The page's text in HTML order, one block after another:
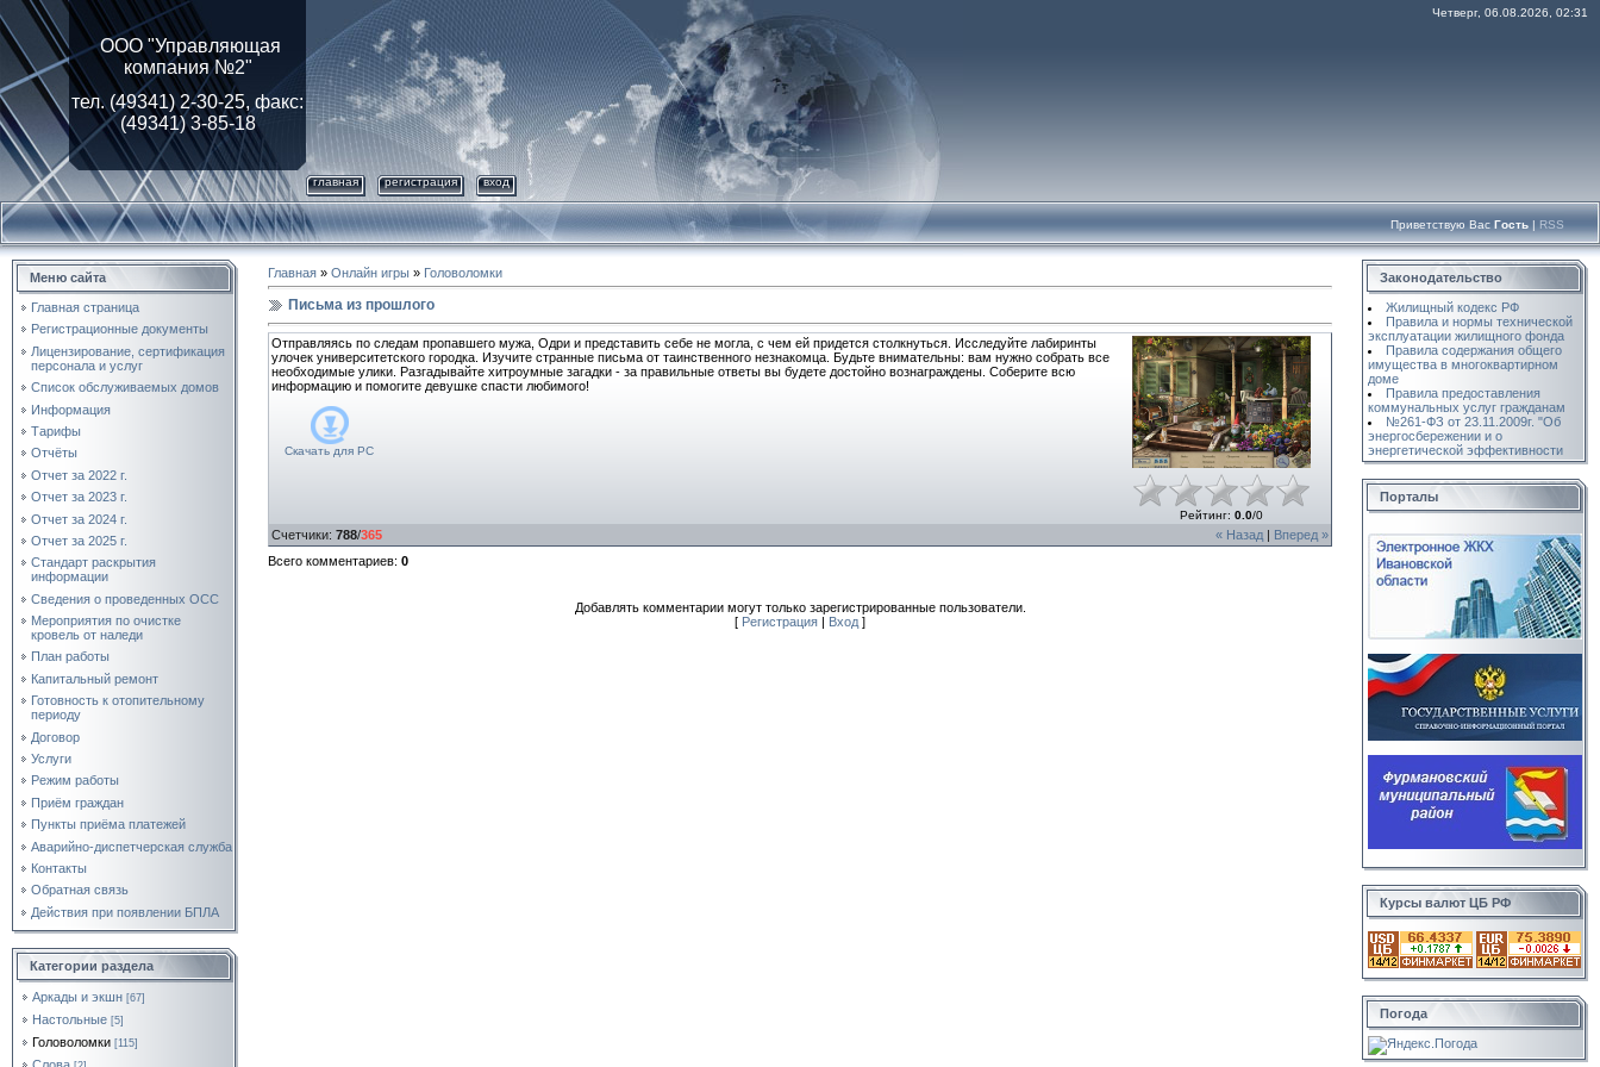
ООО "Управляющая
компания №2"
тел. (49341) 2-30-25, факс:
(49341) 3-85-18
Четверг, 06.08.2026, 02:31
главная регистрация вход
Приветствую Вас Гость | RSS
Меню сайта
Главная страница
Регистрационные документы
Лицензирование, cертификация
персонала и услуг
Список обслуживаемых домов
Информация
Тарифы
Отчёты
Отчет за 2022 г.
Отчет за 2023 г.
Отчет за 2024 г.
Отчет за 2025 г.
Стандарт раскрытия
информации
Сведения о проведенных ОСС
Мероприятия по очистке
кровель от наледи
План работы
Капитальный ремонт
Готовность к отопительному
периоду
Договор
Услуги
Режим работы
Приём граждан
Пункты приёма платежей
Аварийно-диспетчерская служба
Контакты
Обратная связь
Действия при появлении БПЛА
Категории раздела
Аркады и экшн [67]
Настольные [5]
Головоломки [115]
Главная » Онлайн игры » Головоломки
Письма из прошлого
Отправляясь по следам пропавшего мужа, Одри и представить себе не могла, с чем ей придется столкнуться. Исследуйте лабиринты
улочек университетского городка. Изучите странные письма от таинственного незнакомца. Будьте внимательны: вам нужно собрать все
необходимые улики. Разгадывайте хитроумные загадки - за правильные ответы вы будете достойно вознаграждены. Соберите всю
информацию и помогите девушке спасти любимого!
Скачать для PC
Рейтинг: 0.0/0
« Назад Вперед »
Счетчики: 788/365
Всего комментариев: 0
Добавлять комментарии могут только зарегистрированные пользователи.
[ Регистрация Вход ]
Законодательство
Жилищный кодекс РФ
Правила и нормы технической
эксплуатации жилищного фонда
Правила содержания общего
имущества в многоквартирном
доме
Правила предоставления
коммунальных услуг гражданам
№261-ФЗ от 23.11.2009г. "Об
энергосбережении и о
энергетической эффективности
Порталы
Курсы валют ЦБ РФ
Погода